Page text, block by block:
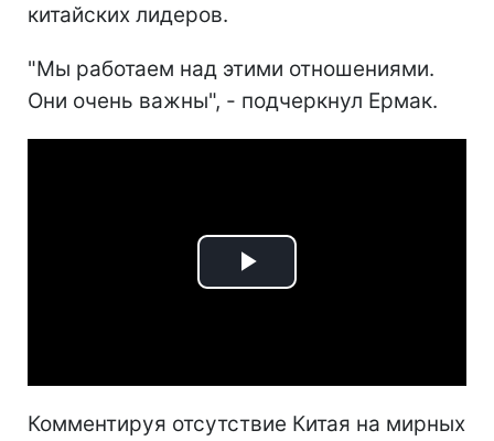
китайских лидеров.
"Мы работаем над этими отношениями.
Они очень важны", - подчеркнул Ермак.
Play
Комментируя отсутствие Китая на мирных